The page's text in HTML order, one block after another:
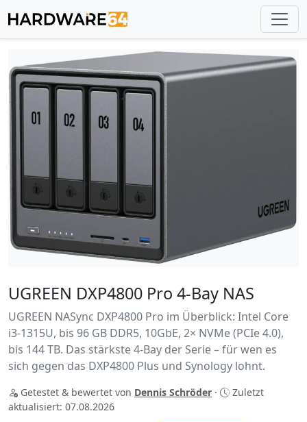
UGREEN DXP4800 Pro 4-Bay NAS
UGREEN NASync DXP4800 Pro im Überblick: Intel Core
i3-1315U, bis 96 GB DDR5, 10GbE, 2× NVMe (PCIe 4.0),
bis 144 TB. Das stärkste 4-Bay der Serie – für wen es
sich gegen das DXP4800 Plus und Synology lohnt.
Getestet & bewertet von Dennis Schröder ·
Zuletzt
aktualisiert: 07.08.2026